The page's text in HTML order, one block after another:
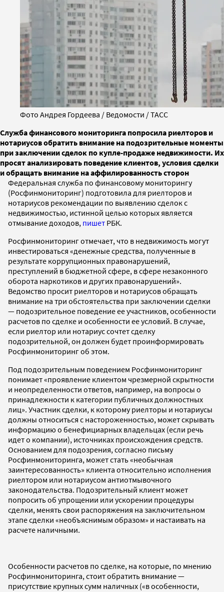
Фото Андрея Гордеева / Ведомости / ТАСС
Служба финансового мониторинга попросила риелторов и
нотариусов обратить внимание на подозрительные моменты
при заключении сделок по купле-продаже недвижимости. Их
просят анализировать поведение клиентов, условия сделки
и обращать внимание на аффилированность сторон
Федеральная служба по финансовому мониторингу
(Росфинмониторинг) подготовила для риелторов и
нотариусов рекомендации по выявлению сделок с
недвижимостью, истинной целью которых является
отмывание доходов, пишет РБК.
Росфинмониторинг отмечает, что в недвижимость могут
инвестироваться «денежные средства, полученные в
результате коррупционных правонарушений,
преступлений в бюджетной сфере, в сфере незаконного
оборота наркотиков и других правонарушений».
Ведомство просит риелторов и нотариусов обращать
внимание на три обстоятельства при заключении сделки
— подозрительное поведение ее участников, особенности
расчетов по сделке и особенности ее условий. В случае,
если риелтор или нотариус сочтет сделку
подозрительной, он должен будет проинформировать
Росфинмониторинг об этом.
Под подозрительным поведением Росфинмониторинг
понимает «проявление клиентом чрезмерной скрытности
и неопределенности ответов, например, на вопросы о
принадлежности к категории публичных должностных
лиц». Участник сделки, к которому риелторы и нотариусы
должны относиться с настороженностью, может скрывать
информацию о бенефициарных владельцах (если речь
идет о компании), источниках происхождения средств.
Основанием для подозрения, согласно письму
Росфинмониторинга, может стать «необычная
заинтересованность» клиента относительно исполнения
риелтором или нотариусом антиотмывочного
законодательства. Подозрительный клиент может
попросить об упрощении или ускорении процедуры
сделки, менять свои распоряжения на заключительном
этапе сделки «необъяснимым образом» и настаивать на
расчете наличными.
Особенности расчетов по сделке, на которые, по мнению
Росфинмониторинга, стоит обратить внимание —
присутствие крупных сумм наличных («в особенности,